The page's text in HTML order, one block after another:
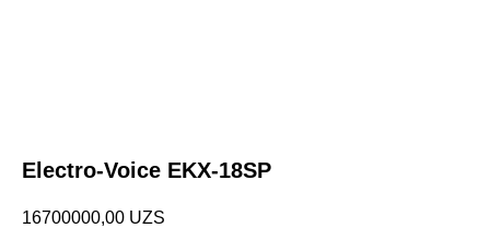
Electro-Voice EKX-18SP
16700000,00 UZS